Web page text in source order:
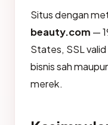
Situs dengan
beauty.com —
States, SSL
bisnis sah
merek.